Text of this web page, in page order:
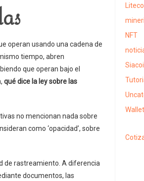
operan usando una cadena de
tiempo, abren
que operan bajo el
qué dice la ley sobre las
no mencionan nada sobre
como ‘opacidad’, sobre
de rastreamiento. A diferencia
documentos, las
NFT